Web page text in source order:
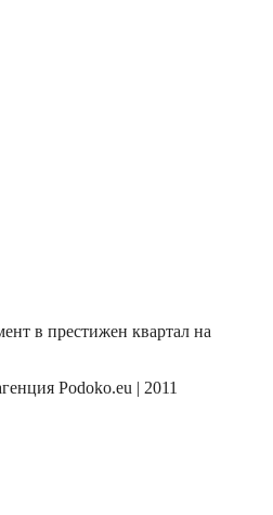
в престижен квартал на
Podoko.eu | 2011